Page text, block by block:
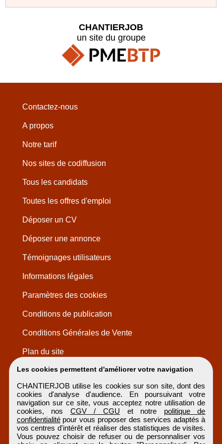
Les cookies permettent d'améliorer votre navigation
CHANTIERJOB utilise les cookies sur son site, dont des
cookies d'analyse d'audience. En poursuivant votre
navigation sur ce site, vous acceptez notre utilisation de
cookies, nos CGV / CGU et notre politique de
confidentialitépour vous proposer des services adaptés à
vos centres d'intérêt et réaliser des statistiques de visites.
Vous pouvez choisir de refuser ou de personnaliser vos
CHANTIERJOB
un site du groupe
Contactez-nous
A propos
Notre tarif
Nos sites de codiffusion
Tous les candidats
Toutes les offres d'emploi
Déposer un CV
Déposer une annonce
Témoignages utilisateurs
Informations légales
Paramètres des cookies
Conditions de publication
Conditions Générales de Vente
Plan du site